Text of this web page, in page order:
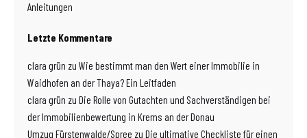
Anleitungen
Letzte Kommentare
clara grün zu Wie bestimmt man den Wert einer Immobilie in
Waidhofen an der Thaya? Ein Leitfaden
clara grün zu Die Rolle von Gutachten und Sachverständigen bei
der Immobilienbewertung in Krems an der Donau
Umzug Fürstenwalde/Spree zu Die ultimative Checkliste für einen